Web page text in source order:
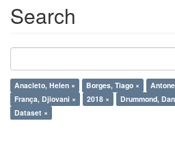
Search
Anacleto, Helen × Borges, Tiago ×
França, Djiovani ×
2018 × Drummond,
Dataset ×